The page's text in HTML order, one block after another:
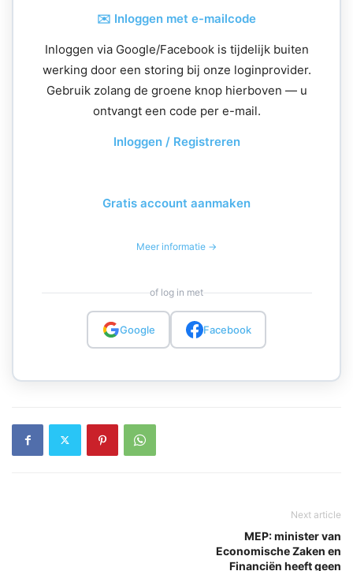
✉️ Inloggen met e-mailcode
Inloggen via Google/Facebook is tijdelijk buiten
werking door een storing bij onze loginprovider.
Gebruik zolang de groene knop hierboven — u
ontvangt een code per e-mail.
Inloggen / Registreren
Gratis account aanmaken
Meer informatie →
of log in met
Google Facebook
Next article
MEP: minister van
Economische Zaken en
Financiën heeft geen